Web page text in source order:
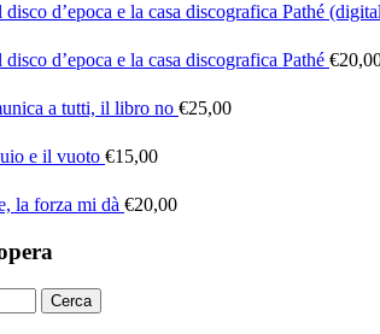
disco d’epoca e la casa discografica Pathé
d’epoca e la casa discografica Pathé €
a tutti, il libro no €25,00
e il vuoto €15,00
la forza mi dà €20,00
Cerca